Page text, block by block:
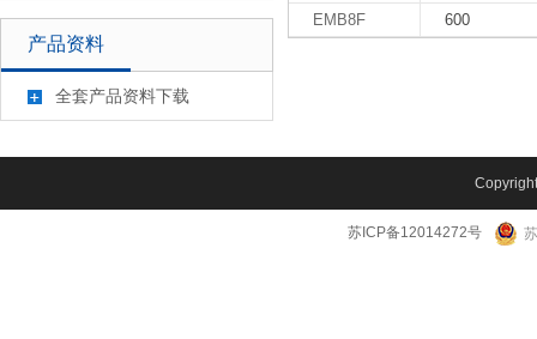
产品资料
全套产品资料下载
EMB8F
600
苏ICP备12014272号